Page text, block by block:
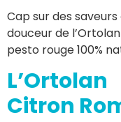
Cap sur des saveurs
douceur de
pesto rouge 100%
L’Ortolan
Citron